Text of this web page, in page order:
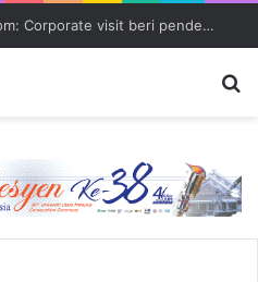
BGS beyond the boardroom: Corporate visit beri pendedahan dunia korporat kepada PELAJAR UUM